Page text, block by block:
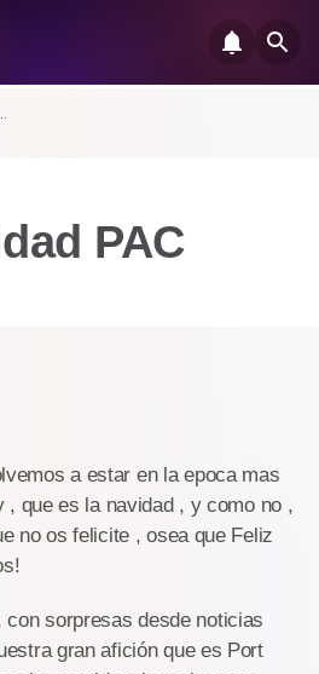
PAC
a estar en la epoca mas
, que es la navidad , y como no ,
no os felicite , osea que Feliz
con sorpresas desde noticias
gran afición que es Port